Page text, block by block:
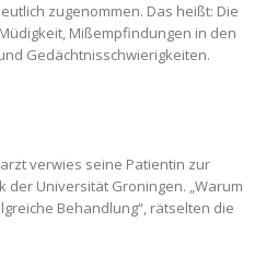
zugenommen. Das heißt: Die
Mißempfindungen in den
Gedächtnisschwierigkeiten.
verwies seine Patientin zur
der Universität Groningen. „Warum
Behandlung“, rätselten die